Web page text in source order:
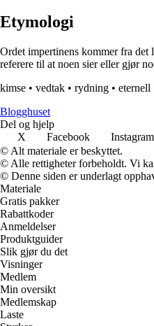
Etymologi
Ordet impertinens kommer fra det
referere til at noen sier eller gjør
kimse • vedtak • rydning • eternell
Blogghuset
Del og hjelp
X
Facebook Instagram
© Alt materiale er beskyttet.
© Alle rettigheter forbeholdt. Vi
© Denne siden er underlagt
Materiale
Gratis pakker
Rabattkoder
Anmeldelser
Produktguider
Slik gjør du det
Visninger
Medlem
Min oversikt
Medlemskap
Laste